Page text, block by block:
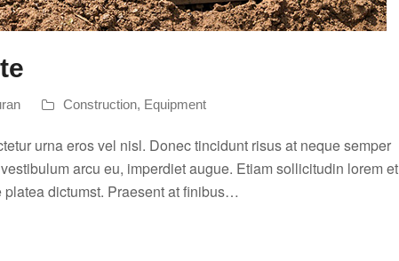
Construction, Equipment
urna eros vel nisl. Donec tincidunt risus at neque semper
arcu eu, imperdiet augue. Etiam sollicitudin lorem et
dictumst. Praesent at finibus…